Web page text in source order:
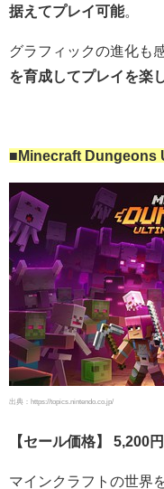
据えてプレイ可能。
グラフィックの進化も
を育成してプレイを楽
■Minecraft Dungeons
出典：https://topics.nintendo.co.jp/
【セール価格】 5,200
マインクラフトの世界